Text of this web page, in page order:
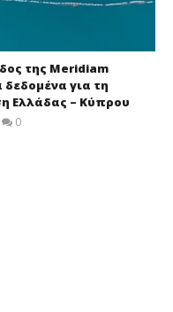
της Meridiam
δεδομένα για τη
Ελλάδας – Κύπρου
0